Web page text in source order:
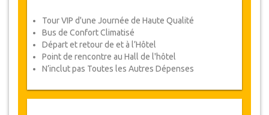
Tour VIP d'une Journée de Haute Qualité
Bus de Confort Climatisé
Départ et retour de et à l’Hôtel
Point de rencontre au Hall de l'hôtel
N’inclut pas Toutes les Autres Dépenses